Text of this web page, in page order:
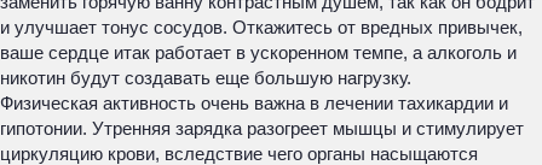
и улучшает тонус сосудов. Откажитесь от вредных привычек,
ваше сердце итак работает в ускоренном темпе, а алкоголь и
никотин будут создавать еще большую нагрузку.
Физическая активность очень важна в лечении тахикардии и
гипотонии. Утренняя зарядка разогреет мышцы и стимулирует
циркуляцию крови, вследствие чего органы насыщаются